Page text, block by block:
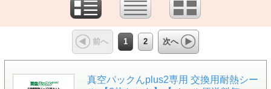
前へ 1 2 次へ
真空パックんplus2専用 交換用耐熱シー